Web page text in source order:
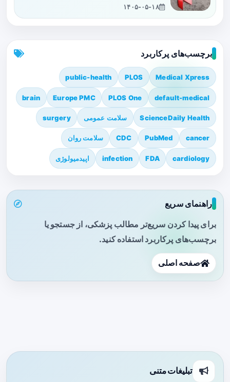
۱۴۰۵-۰۵-۱۸
برچسب‌های پرکاربرد
Medical Xpress
PLOS
public-health
default-medical
PLOS One
Europe PMC
brain
ScienceDaily Health سلامت عمومی surgery
cancer
PubMed
CDC سلامت روان
cardiology
FDA
infection اپیدمیولوژی
راهنمای سریع
برای پیدا کردن سریع‌تر مطالب پزشکی، از جستجو یا
برچسب‌های پرکاربرد استفاده کنید.
صفحه اصلی
تبلیغات متنی